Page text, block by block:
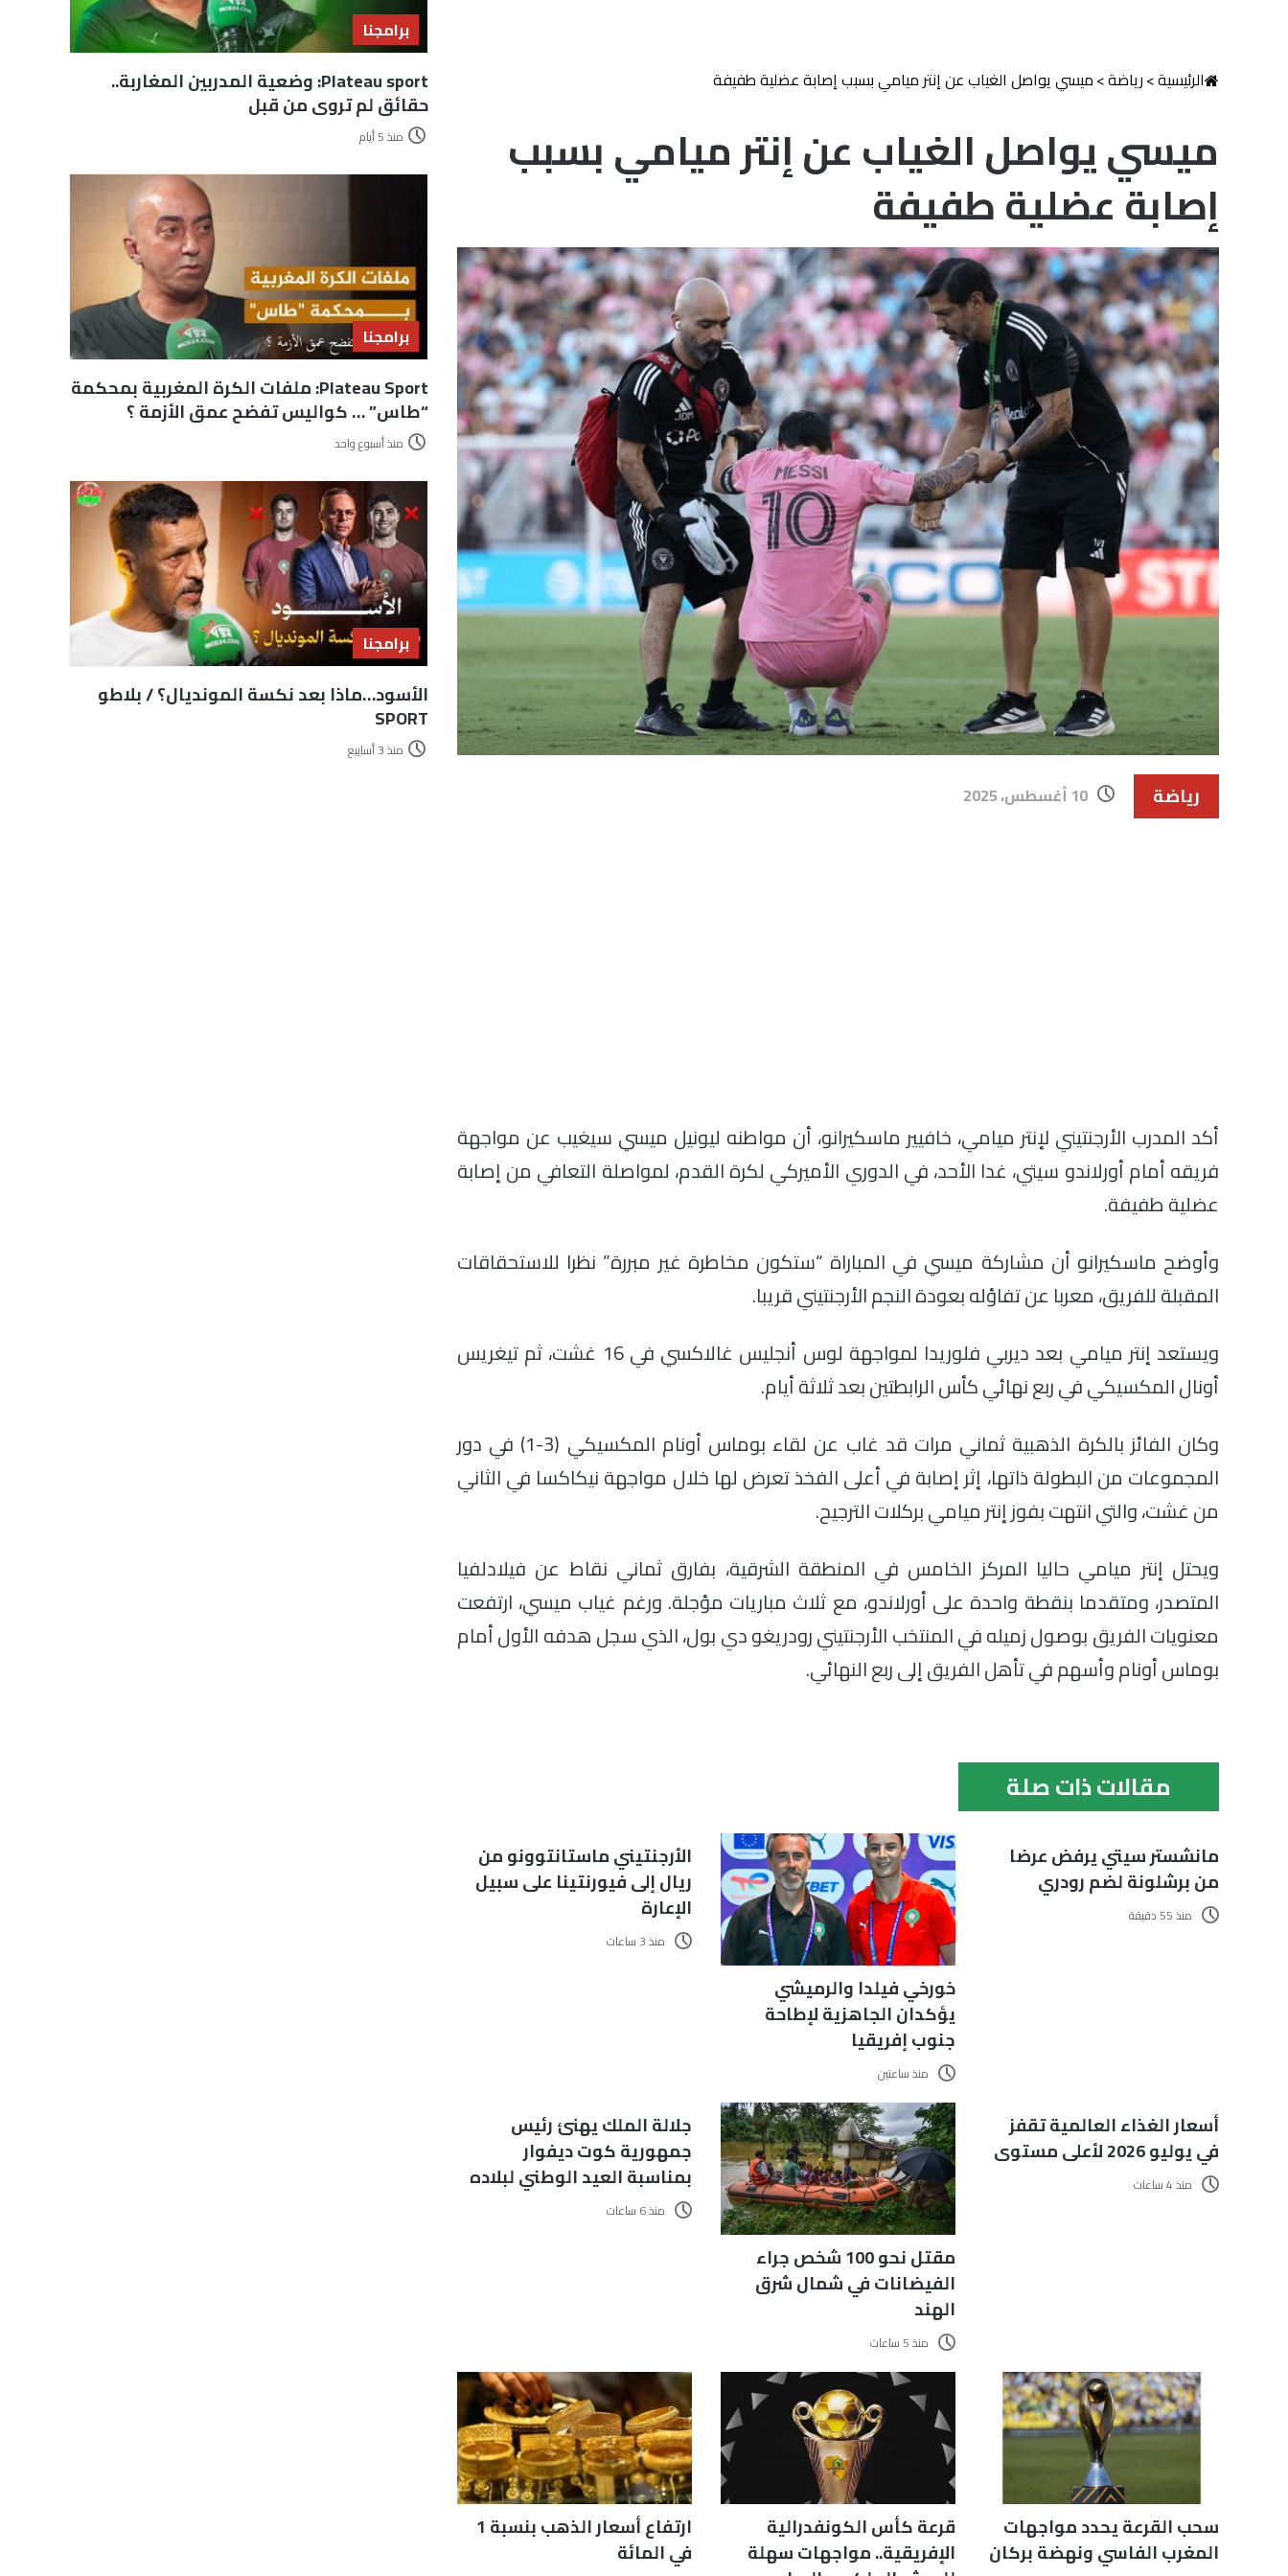
الرئيسية>رياضة>ميسي يواصل الغياب عن إنتر ميامي بسبب إصابة عضلية طفيفة
ميسي يواصل الغياب عن إنتر ميامي بسبب
إصابة عضلية طفيفة
رياضة 10 أغسطس، 2025
أكد المدرب الأرجنتيني لإنتر ميامي، خافيير ماسكيرانو، أن مواطنه ليونيل ميسي سيغيب عن مواجهة
فريقه أمام أورلاندو سيتي، غدا الأحد، في الدوري الأميركي لكرة القدم، لمواصلة التعافي من إصابة
عضلية طفيفة.
وأوضح ماسكيرانو أن مشاركة ميسي في المباراة “ستكون مخاطرة غير مبررة” نظرا للاستحقاقات
المقبلة للفريق، معربا عن تفاؤله بعودة النجم الأرجنتيني قريبا.
ويستعد إنتر ميامي بعد ديربي فلوريدا لمواجهة لوس أنجليس غالاكسي في 16 غشت، ثم تيغريس
أونال المكسيكي في ربع نهائي كأس الرابطتين بعد ثلاثة أيام.
وكان الفائز بالكرة الذهبية ثماني مرات قد غاب عن لقاء بوماس أونام المكسيكي (3-1) في دور
المجموعات من البطولة ذاتها، إثر إصابة في أعلى الفخذ تعرض لها خلال مواجهة نيكاكسا في الثاني
من غشت، والتي انتهت بفوز إنتر ميامي بركلات الترجيح.
ويحتل إنتر ميامي حاليا المركز الخامس في المنطقة الشرقية، بفارق ثماني نقاط عن فيلادلفيا
المتصدر، ومتقدما بنقطة واحدة على أورلاندو، مع ثلاث مباريات مؤجلة. ورغم غياب ميسي، ارتفعت
معنويات الفريق بوصول زميله في المنتخب الأرجنتيني رودريغو دي بول، الذي سجل هدفه الأول أمام
بوماس أونام وأسهم في تأهل الفريق إلى ربع النهائي.
مقالات ذات صلة
مانشستر سيتي يرفض عرضا
من برشلونة لضم رودري
منذ 55 دقيقة
خورخي فيلدا والرميشي
يؤكدان الجاهزية لإطاحة
جنوب إفريقيا
منذ ساعتين
الأرجنتيني ماستانتوونو من
ريال إلى فيورنتينا على سبيل
الإعارة
منذ 3 ساعات
أسعار الغذاء العالمية تقفز
في يوليو 2026 لأعلى مستوى
منذ 4 ساعات
مقتل نحو 100 شخص جراء
الفيضانات في شمال شرق
الهند
منذ 5 ساعات
جلالة الملك يهنئ رئيس
جمهورية كوت ديفوار
بمناسبة العيد الوطني لبلاده
منذ 6 ساعات
سحب القرعة يحدد مواجهات
المغرب الفاسي ونهضة بركان
قرعة كأس الكونفدرالية
الإفريقية.. مواجهات سهلة
ارتفاع أسعار الذهب بنسبة 1
في المائة
برامجنا
Plateau sport: وضعية المدربين المغاربة..
حقائق لم تروى من قبل
منذ 5 أيام
برامجنا
Plateau Sport: ملفات الكرة المغربية بمحكمة
“طاس” … كواليس تفضح عمق الأزمة ؟
منذ أسبوع واحد
برامجنا
الأسود…ماذا بعد نكسة المونديال؟ / بلاطو
SPORT
منذ 3 أسابيع